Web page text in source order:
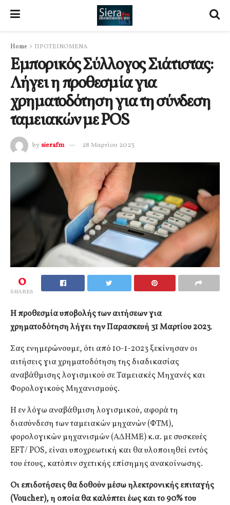
Home ΠΡΟΤΕΙΝΟΜΕΝΑ
Εμπορικός Σύλλογος Σιάτιστας:
Λήγει η προθεσμία για
χρηματοδότηση για τη σύνδεση
ταμειακών με POS
by sierafm 28 Μαρτίου 2023
0
SHARES
Η προθεσμία υποβολής των αιτήσεων για
χρηματοδότηση λήγει την Παρασκευή 31 Μαρτίου 2023.
Σας ενημερώνουμε, ότι από 10-1-2023 ξεκίνησαν οι
αιτήσεις για χρηματοδότηση της διαδικασίας
αναβάθμισης λογισμικού σε Ταμειακές Μηχανές και
Φορολογικούς Μηχανισμούς.
Η εν λόγω αναβάθμιση λογισμικού, αφορά τη
διασύνδεση των ταμειακών μηχανών (ΦΤΜ),
φορολογικών μηχανισμών (ΑΔΗΜΕ) κ.α. με συσκευές
EFT/ POS, είναι υποχρεωτική και θα υλοποιηθεί εντός
του έτους, κατόπιν σχετικής επίσημης ανακοίνωσης.
Οι επιδοτήσεις θα δοθούν μέσω ηλεκτρονικής επιταγής
(Voucher), η οποία θα καλύπτει έως και το 90% του